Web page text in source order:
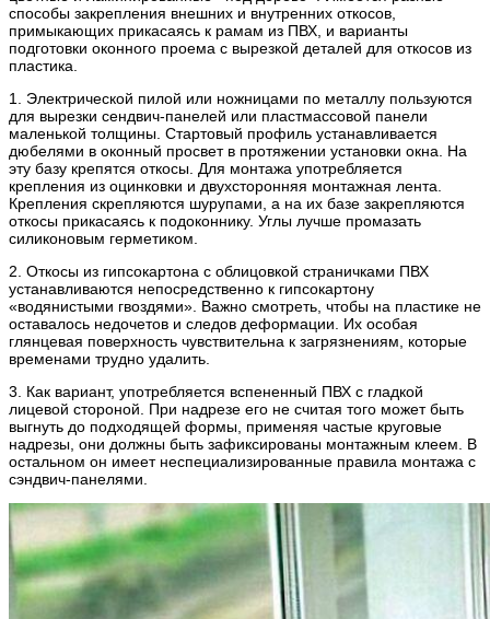
способы закрепления внешних и внутренних откосов,
примыкающих прикасаясь к рамам из ПВХ, и варианты
подготовки оконного проема с вырезкой деталей для откосов из
пластика.
1. Электрической пилой или ножницами по металлу пользуются
для вырезки сендвич-панелей или пластмассовой панели
маленькой толщины. Стартовый профиль устанавливается
дюбелями в оконный просвет в протяжении установки окна. На
эту базу крепятся откосы. Для монтажа употребляется
крепления из оцинковки и двухсторонняя монтажная лента.
Крепления скрепляются шурупами, а на их базе закрепляются
откосы прикасаясь к подоконнику. Углы лучше промазать
силиконовым герметиком.
2. Откосы из гипсокартона с облицовкой страничками ПВХ
устанавливаются непосредственно к гипсокартону
«водянистыми гвоздями». Важно смотреть, чтобы на пластике не
оставалось недочетов и следов деформации. Их особая
глянцевая поверхность чувствительна к загрязнениям, которые
временами трудно удалить.
3. Как вариант, употребляется вспененный ПВХ с гладкой
лицевой стороной. При надрезе его не считая того может быть
выгнуть до подходящей формы, применяя частые круговые
надрезы, они должны быть зафиксированы монтажным клеем. В
остальном он имеет неспециализированные правила монтажа с
сэндвич-панелями.